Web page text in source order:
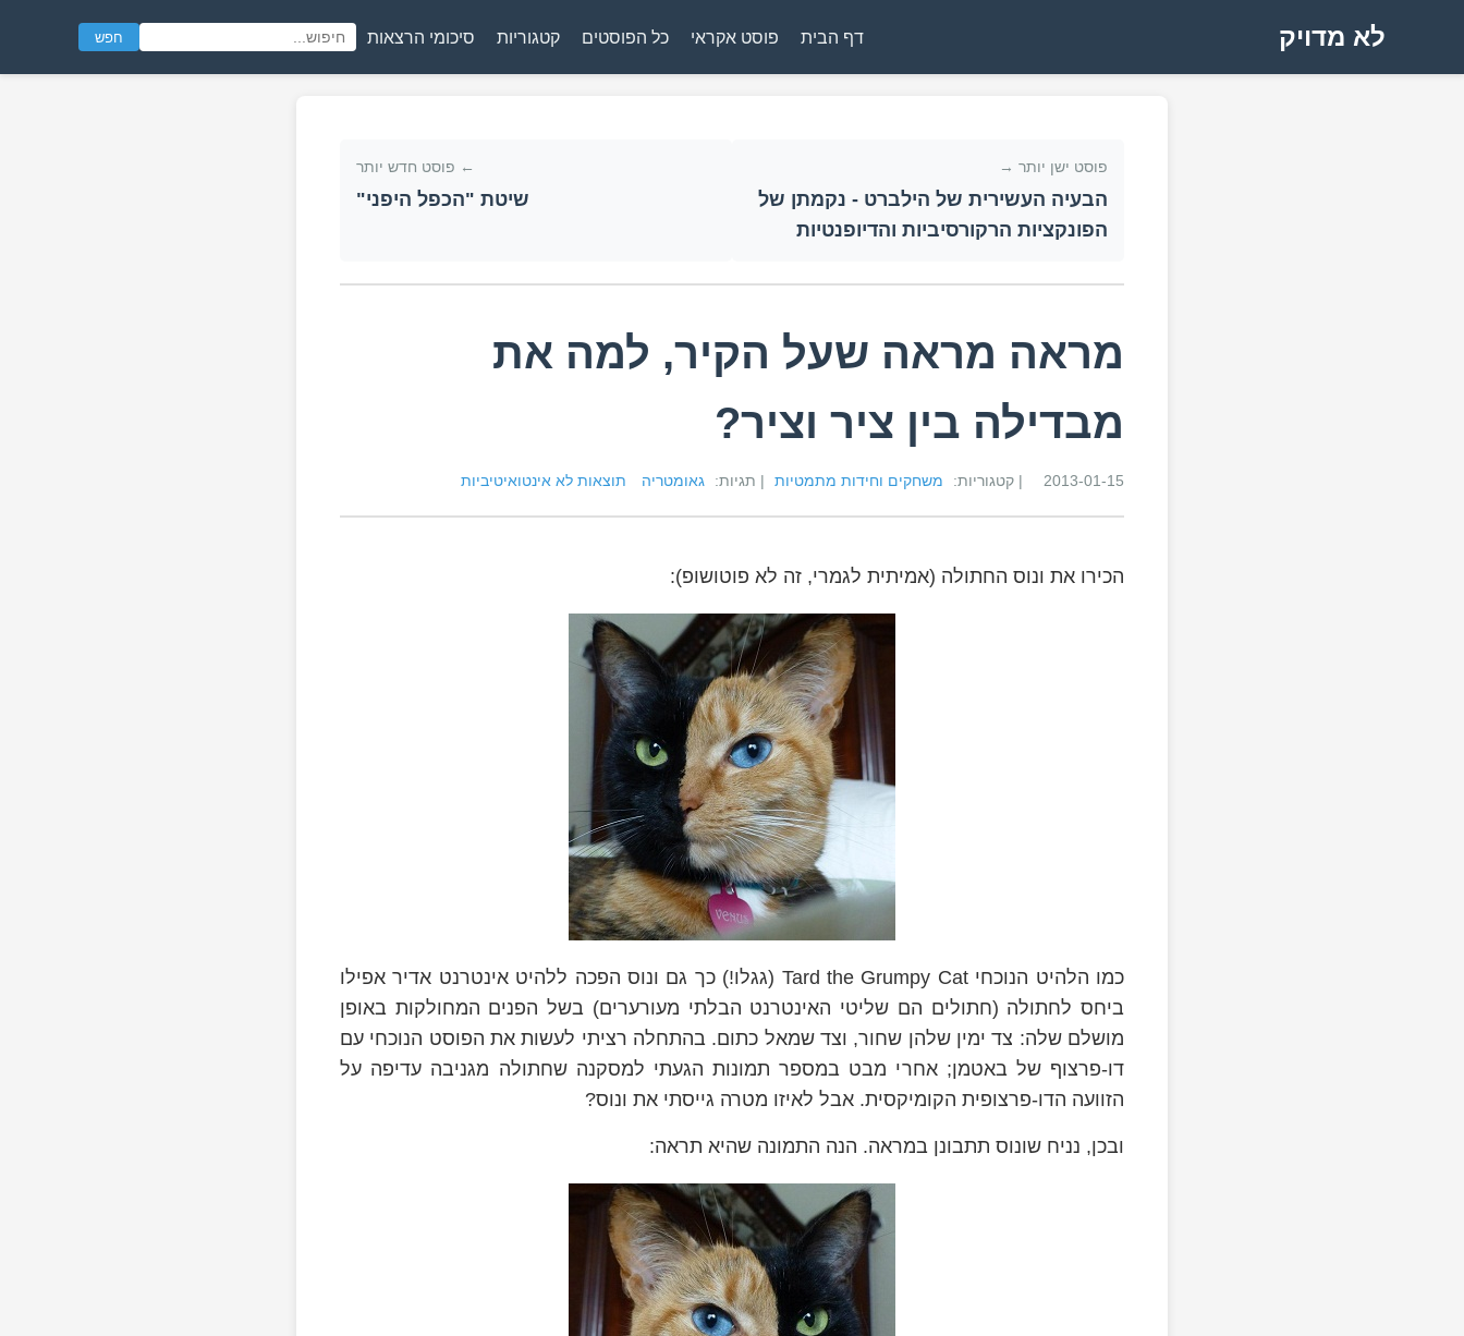
לא מדויק דף הבית פוסט אקראי כל הפוסטים קטגוריות סיכומי הרצאות חפש
פוסט ישן יותר →
הבעיה העשירית של הילברט - נקמתן של
הפונקציות הרקורסיביות והדיופנטיות
← פוסט חדש יותר
שיטת "הכפל היפני"
מראה מראה שעל הקיר, למה את
מבדילה בין ציר וציר?
2013-01-15 | קטגוריות: משחקים וחידות מתמטיות | תגיות: גאומטריה תוצאות לא אינטואיטיביות
הכירו את ונוס החתולה (אמיתית לגמרי, זה לא פוטושופ):
כמו הלהיט הנוכחי Tard the Grumpy Cat (גגלו!) כך גם ונוס הפכה ללהיט אינטרנט אדיר אפילו
ביחס לחתולה (חתולים הם שליטי האינטרנט הבלתי מעורערים) בשל הפנים המחולקות באופן
מושלם שלה: צד ימין שלהן שחור, וצד שמאל כתום. בהתחלה רציתי לעשות את הפוסט הנוכחי עם
דו-פרצוף של באטמן; אחרי מבט במספר תמונות הגעתי למסקנה שחתולה מגניבה עדיפה על
הזוועה הדו-פרצופית הקומיקסית. אבל לאיזו מטרה גייסתי את ונוס?
ובכן, נניח שונוס תתבונן במראה. הנה התמונה שהיא תראה: